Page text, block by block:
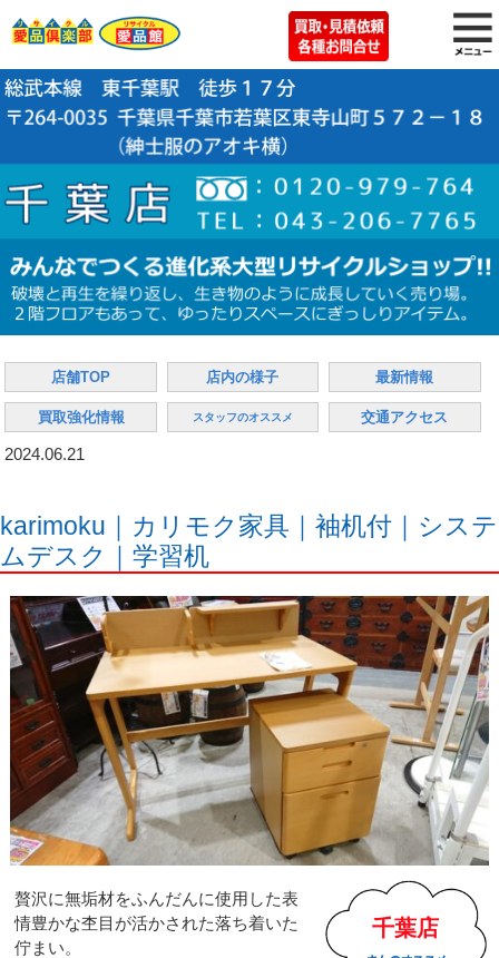
店舗TOP 店内の様子 最新情報
買取強化情報 スタッフのオススメ 交通アクセス
2024.06.21
karimoku｜カリモク家具｜袖机付｜システ
ムデスク｜学習机
千葉店
贅沢に無垢材をふんだんに使用した表
情豊かな杢目が活かされた落ち着いた
佇まい。